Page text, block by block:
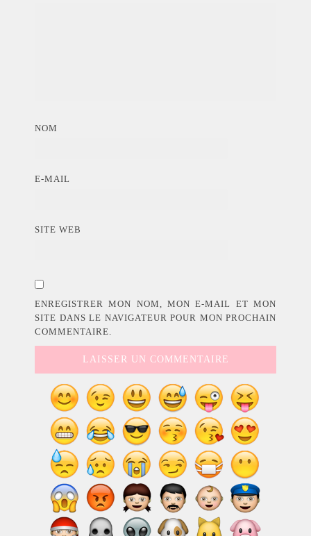
NOM
E-MAIL
SITE WEB
ENREGISTRER MON NOM, MON E-MAIL ET MON
SITE DANS LE NAVIGATEUR POUR MON PROCHAIN
COMMENTAIRE.